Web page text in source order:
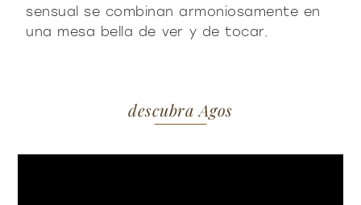
sensual se combinan armoniosamente en
una mesa bella de ver y de tocar.
descubra Agos